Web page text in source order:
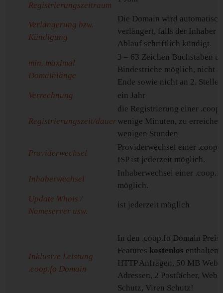
Registrierungszeitraum
Verlängerung bzw.
Kündigung
Die Domain wird
verlängert, falls der Inhaber
Ablauf schriftlich kündigt.
min. maximal
Domainlänge
3 – 63 Zeichen Buchstaben
Bindestriche möglich, nicht
Ende sowie nicht an 2. Stelle
Verrechnung
ein Jahr
Registrierungszeit/dauer
die Registrierung einer
wenige Minuten, zu
wenigen Stunden
Providerwechsel
Providerwechsel einer
ISP ist jederzeit möglich.
Inhaberwechsel
Inhaberwechsel einer
möglich.
Update Whois /
Nameserver usw.
ist jederzeit möglich
Inklusive Leistung
.coop.fo Domain
In den .coop.fo Domain
Features kostenlos
HTTP Anfragen, 50 MB
Adressen, 2 Postfächer,
Schutz, Viren Schutz!